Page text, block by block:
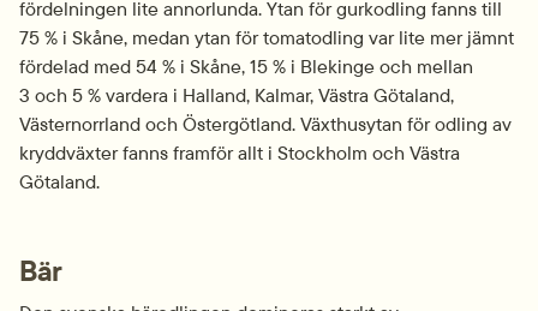
fördelningen lite annorlunda. Ytan för gurkodling fanns till
75 % i Skåne, medan ytan för tomatodling var lite mer jämnt
fördelad med 54 % i Skåne, 15 % i Blekinge och mellan
3 och 5 % vardera i Halland, Kalmar, Västra Götaland,
Västernorrland och Östergötland. Växthusytan för odling av
kryddväxter fanns framför allt i Stockholm och Västra
Götaland.
Bär